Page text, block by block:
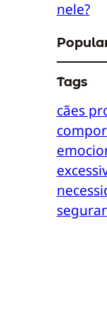
nele?
Tags
cães